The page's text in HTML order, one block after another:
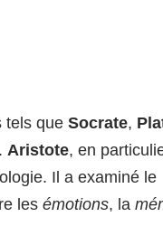
tels que Socrate,
Aristote, en
Il a examiné le
les émotions, la